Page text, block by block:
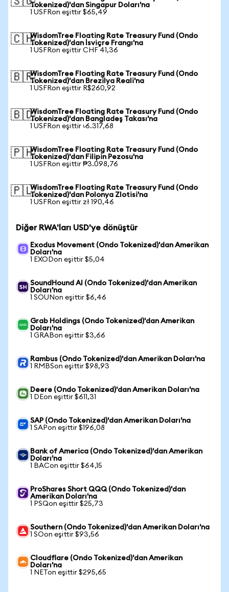
Tokenized)'dan Singapur Doları'na
1 USFRon eşittir $65,49
🇨🇭WisdomTree Floating Rate Treasury Fund (Ondo
Tokenized)'dan İsviçre Frangı'na
1 USFRon eşittir CHF 41,36
🇧🇷WisdomTree Floating Rate Treasury Fund (Ondo
Tokenized)'dan Brezilya Reali'na
1 USFRon eşittir R$260,92
🇧🇩WisdomTree Floating Rate Treasury Fund (Ondo
Tokenized)'dan Bangladeş Takası'na
1 USFRon eşittir ৳6.317,68
🇵🇭WisdomTree Floating Rate Treasury Fund (Ondo
Tokenized)'dan Filipin Pezosu'na
1 USFRon eşittir ₱3.098,76
🇵🇱WisdomTree Floating Rate Treasury Fund (Ondo
Tokenized)'dan Polonya Zlotisi'na
1 USFRon eşittir zł 190,46
Diğer RWA'ları USD'ye dönüştür
Exodus Movement (Ondo Tokenized)'dan Amerikan
Doları'na
1 EXODon eşittir $5,04
SoundHound AI (Ondo Tokenized)'dan Amerikan
Doları'na
1 SOUNon eşittir $6,46
Grab Holdings (Ondo Tokenized)'dan Amerikan
Doları'na
1 GRABon eşittir $3,66
Rambus (Ondo Tokenized)'dan Amerikan Doları'na
1 RMBSon eşittir $98,93
Deere (Ondo Tokenized)'dan Amerikan Doları'na
1 DEon eşittir $611,31
SAP (Ondo Tokenized)'dan Amerikan Doları'na
1 SAPon eşittir $196,08
Bank of America (Ondo Tokenized)'dan Amerikan
Doları'na
1 BACon eşittir $64,15
ProShares Short QQQ (Ondo Tokenized)'dan
Amerikan Doları'na
1 PSQon eşittir $25,73
Southern (Ondo Tokenized)'dan Amerikan Doları'na
1 SOon eşittir $93,56
Cloudflare (Ondo Tokenized)'dan Amerikan
Doları'na
1 NETon eşittir $295,65